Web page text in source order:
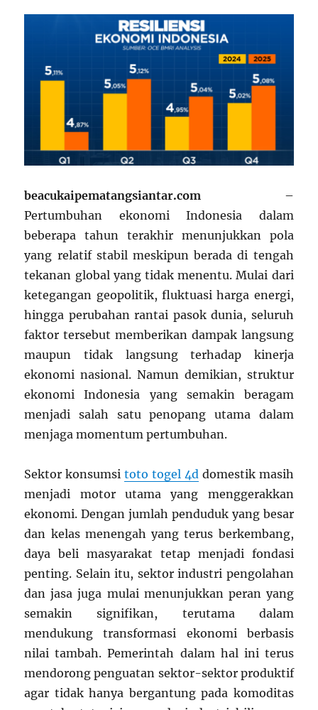
beacukaipematangsiantar.com –
Pertumbuhan ekonomi Indonesia dalam
beberapa tahun terakhir menunjukkan pola
yang relatif stabil meskipun berada di tengah
tekanan global yang tidak menentu. Mulai dari
ketegangan geopolitik, fluktuasi harga energi,
hingga perubahan rantai pasok dunia, seluruh
faktor tersebut memberikan dampak langsung
maupun tidak langsung terhadap kinerja
ekonomi nasional. Namun demikian, struktur
ekonomi Indonesia yang semakin beragam
menjadi salah satu penopang utama dalam
menjaga momentum pertumbuhan.
Sektor konsumsitoto togel 4ddomestik masih
menjadi motor utama yang menggerakkan
ekonomi. Dengan jumlah penduduk yang besar
dan kelas menengah yang terus berkembang,
daya beli masyarakat tetap menjadi fondasi
penting. Selain itu, sektor industri pengolahan
dan jasa juga mulai menunjukkan peran yang
semakin signifikan, terutama dalam
mendukung transformasi ekonomi berbasis
nilai tambah. Pemerintah dalam hal ini terus
mendorong penguatan sektor-sektor produktif
agar tidak hanya bergantung pada komoditas